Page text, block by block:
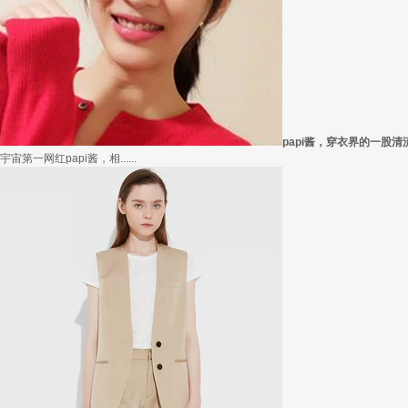
在买衣服的时候，我们会喜欢物美价廉的衣服，平常往往一件两三百的衣服，都